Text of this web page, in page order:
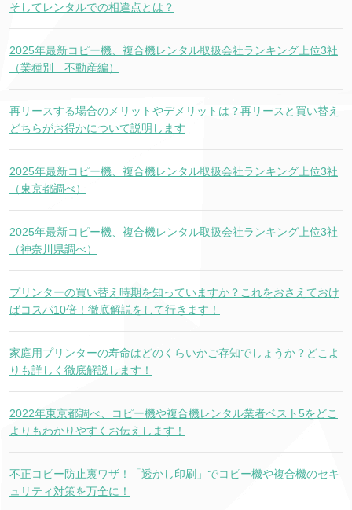
そしてレンタルでの相違点とは？
2025年最新コピー機、複合機レンタル取扱会社ランキング上位3社
（業種別 不動産編）
再リースする場合のメリットやデメリットは？再リースと買い替え
どちらがお得かについて説明します
2025年最新コピー機、複合機レンタル取扱会社ランキング上位3社
（東京都調べ）
2025年最新コピー機、複合機レンタル取扱会社ランキング上位3社
（神奈川県調べ）
プリンターの買い替え時期を知っていますか？これをおさえておけ
ばコスパ10倍！徹底解説をして行きます！
家庭用プリンターの寿命はどのくらいかご存知でしょうか？どこよ
りも詳しく徹底解説します！
2022年東京都調べ、コピー機や複合機レンタル業者ベスト5をどこ
よりもわかりやすくお伝えします！
不正コピー防止裏ワザ！「透かし印刷」でコピー機や複合機のセキ
ュリティ対策を万全に！